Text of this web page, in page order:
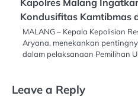
Kapolres Malang
Kondusifitas Kamtibmas
MALANG – Kepala Kepolisian
Aryana, menekankan
dalam pelaksanaan Pemilihan
Leave a Reply